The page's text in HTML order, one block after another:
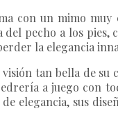
con un mimo muy
pecho a los pies,
la elegancia
visión tan bella de su
a juego con
elegancia, sus